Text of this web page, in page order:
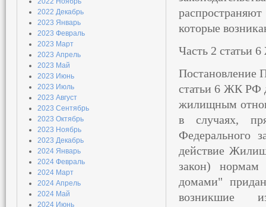
которые
Часть 2 статьи
Постановление
статьи 6 ЖК РФ
жилищным
в случаях,
Федерального
действие
закон)
домами"
возникшие
2022 Декабрь
2023 Январь
2023 Февраль
2023 Март
2023 Апрель
2023 Май
2023 Июнь
2023 Июль
2023 Август
2023 Сентябрь
2023 Октябрь
2023 Ноябрь
2023 Декабрь
2024 Январь
2024 Февраль
2024 Март
2024 Апрель
2024 Май
2024 Июнь